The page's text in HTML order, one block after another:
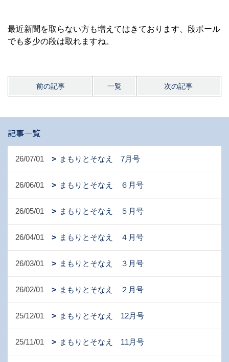
最近新聞を取らない方も増えてはきております、段ボール
でも多少の段は取れますね。
前の記事 一覧 次の記事
記事一覧
26/07/01 まもりとそなえ 7月号
26/06/01 まもりとそなえ ６月号
26/05/01 まもりとそなえ ５月号
26/04/01 まもりとそなえ ４月号
26/03/01 まもりとそなえ ３月号
26/02/01 まもりとそなえ ２月号
25/12/01 まもりとそなえ 12月号
25/11/01 まもりとそなえ 11月号